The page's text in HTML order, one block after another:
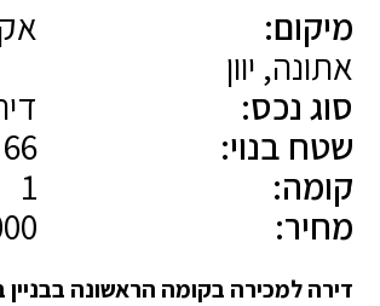
מיקום:
אתונה, יוון
סוג נכס:
שטח בנוי:
66 מ"ר
קומה:
מחיר:
דירה למכירה בקומה הראשונה